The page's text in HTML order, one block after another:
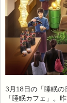
3月18日の「睡眠の
「睡眠カフェ」。